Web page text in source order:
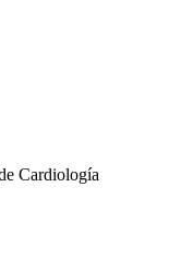
Cardiología